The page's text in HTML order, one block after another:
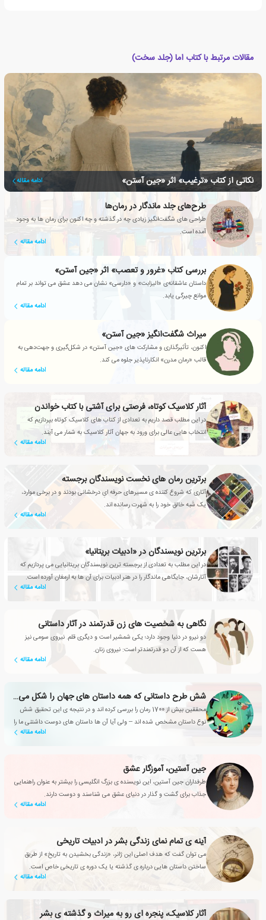
مقالات مرتبط با کتاب اما (جلد سخت)
نکاتی از کتاب «ترغیب» اثر «جین آستن» ادامه مقاله
طرح‌های جلد ماندگار در رمان‌ها
طراحی های شگفت‌انگیز زیادی چه در گذشته و چه اکنون برای رمان ها به وجود
آمده است.
ادامه مقاله
بررسی کتاب «غرور و تعصب» اثر «جین آستن»
داستان عاشقانه‌ی «الیزابت» و «دارسی» نشان می دهد عشق می تواند بر تمام
موانع چیرگی یابد.
ادامه مقاله
میراث شگفت‌انگیز «جین آستن»
اکنون، تأثیرگذاری و مشارکت های «جین آستن» در شکل‌گیری و جهت‌دهی به
قالب «رمان مدرن» انکارناپذیر جلوه می کند.
ادامه مقاله
آثار کلاسیک کوتاه، فرصتی برای آشتی با کتاب خواندن
در این مطلب قصد داریم به تعدادی از کتاب های کلاسیک کوتاه بپردازیم که
انتخاب هایی عالی برای ورود به جهان آثار کلاسیک به شمار می آیند.
ادامه مقاله
برترین رمان های نخست نویسندگان برجسته
آثاری که شروع کننده ی مسیرهای حرفه ایِ درخشانی بودند و در برخی موارد،
یک شَبه خالق خود را به شهرت رسانده اند.
ادامه مقاله
برترین نویسندگان در «ادبیات بریتانیا»
در این مطلب به تعدادی از برجسته ترین نویسندگان بریتانیایی می پردازیم که
آثارشان، جایگاهی ماندگار را در هنر ادبیات برای آن ها به ارمغان آورده است.
ادامه مقاله
نگاهی به شخصیت های زن قدرتمند در آثار داستانی
دو نیرو در دنیا وجود دارد؛ یکی شمشیر است و دیگری قلم. نیروی سومی نیز
هست که از آن دو قدرتمندتر است: نیروی زنان.
ادامه مقاله
شش طرح داستانی که همه داستان های جهان را شکل می دهند
محققین بیش از 1700 رمان را بررسی کرده اند و در نتیجه ی این تحقیق شش
نوع داستان مشخص شده اند – ولی آیا آن ها داستان های دوست داشتنی ما را
ادامه مقاله
جین آستین، آموزگار عشق
طرفداران جین آستین، این نویسنده ی بزرگ انگلیسی را بیشتر به عنوان راهنمایی
جذاب برای گشت و گذار در دنیای عشق می شناسند و دوست دارند.
ادامه مقاله
آینه ی تمام نمای زندگی بشر در ادبیات تاریخی
می توان گفت که هدف اصلی این ژانر، «زندگی بخشیدن به تاریخ» از طریق
ساختن داستان هایی درباره ی گذشته یا یک دوره ی تاریخی خاص است.
ادامه مقاله
آثار کلاسیک، پنجره ای رو به میراث و گذشته ی بشر